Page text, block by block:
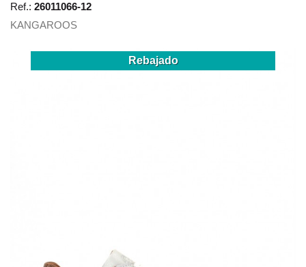
Ref.: 26011066-12
KANGAROOS
Rebajado